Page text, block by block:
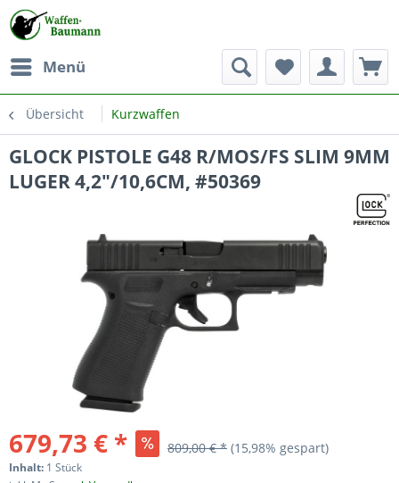
Menü
Übersicht Kurzwaffen
GLOCK PISTOLE G48 R/MOS/FS SLIM 9MM
LUGER 4,2"/10,6CM, #50369
679,73 € * 809,00 € * (15,98% gespart)
Inhalt: 1 Stück